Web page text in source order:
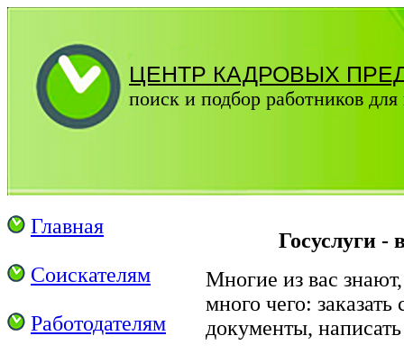
ЦЕНТР КАДРОВЫХ
поиск и подбор работников для
Главная
Соискателям
Работодателям
Госуслуги -
Многие из вас
много чего:
документы, написать